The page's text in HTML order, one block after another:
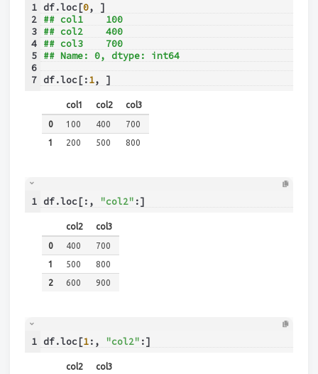
1
2
3
4
5
6
7
df.loc[0, ]
## col1    100
## col2    400
## col3    700
## Name: 0, dtype: int64
df.loc[:1, ]
col1 col2 col3
0 100 400
700
1
200 500 800
1 df.loc[:, "col2" :]
col2 col3
0 400
700
1
500
800
2
600 900
1 df.loc[1:, "col2" :]
col2 col3